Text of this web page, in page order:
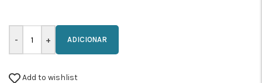
ADICIONAR
Add to wishlist